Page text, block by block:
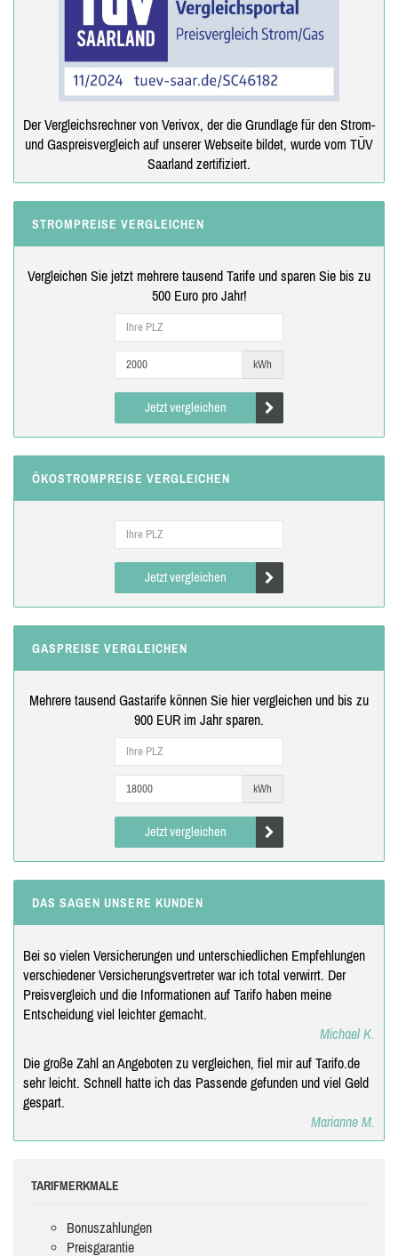
Der Vergleichsrechner von Verivox, der die Grundlage für den Strom-
und Gaspreisvergleich auf unserer Webseite bildet, wurde vom TÜV
Saarland zertifiziert.
STROMPREISE VERGLEICHEN
Vergleichen Sie jetzt mehrere tausend Tarife und sparen Sie bis zu
500 Euro pro Jahr!
kWh
Jetzt vergleichen
ÖKOSTROMPREISE VERGLEICHEN
Jetzt vergleichen
GASPREISE VERGLEICHEN
Mehrere tausend Gastarife können Sie hier vergleichen und bis zu
900 EUR im Jahr sparen.
kWh
Jetzt vergleichen
DAS SAGEN UNSERE KUNDEN
Bei so vielen Versicherungen und unterschiedlichen Empfehlungen
verschiedener Versicherungsvertreter war ich total verwirrt. Der
Preisvergleich und die Informationen auf Tarifo haben meine
Entscheidung viel leichter gemacht.
Michael K.
Die große Zahl an Angeboten zu vergleichen, fiel mir auf Tarifo.de
sehr leicht. Schnell hatte ich das Passende gefunden und viel Geld
gespart.
Marianne M.
TARIFMERKMALE
Bonuszahlungen
Preisgarantie